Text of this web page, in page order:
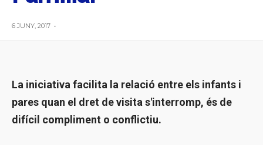
6 JUNY, 2017 •
La iniciativa facilita la relació entre els infants i
pares quan el dret de visita s'interromp, és de
difícil compliment o conflictiu.